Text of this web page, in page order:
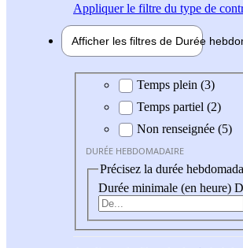
Appliquerle filtre du type de
Afficher les filtres de Durée hebdo
Durée hebdomadaire
Temps plein (3)
Temps partiel (2)
Non renseignée (5)
DURÉE HEBDOMADAIRE
Précisez la durée
Durée minimale (en heure)